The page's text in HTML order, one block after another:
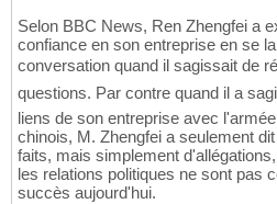
Selon BBC News, Ren Zhengfei a
confiance en son entreprise en se
conversation quand il sagissait de
questions. Par contre quand il a
liens de son entreprise avec
chinois, M. Zhengfei a seulement
faits, mais simplement
les relations politiques ne sont pas
succès aujourd'hui.